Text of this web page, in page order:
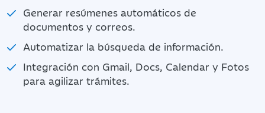
Generar resúmenes automáticos de
documentos y correos.
Automatizar la búsqueda de información.
Integración con Gmail, Docs, Calendar y Fotos
para agilizar trámites.